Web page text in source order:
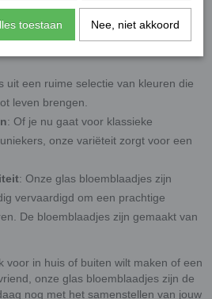
25 steentjes. Exacte aantal varieert
afmetingen.
uit een ruime selectie van kleuren die
leven brengen.
: Of je nu gaat voor klassieke
onze variëteit zorgt voor een
: Onze glas bloemblaadjes zijn
vervaardigd om een prachtige
De bloemblaadjes zijn gemaakt van
voor in huis of buiten wilt maken of een
onze glas bloemblaadjes zijn de
nog met het samenstellen van jouw
toestaan Nee, niet akkoord